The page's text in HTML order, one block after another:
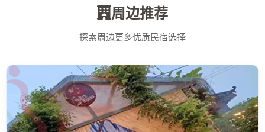
周边推荐
探索周边更多优质民宿选择